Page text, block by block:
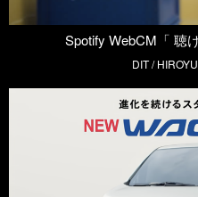
Spotify WebCM「 聴
DIT /